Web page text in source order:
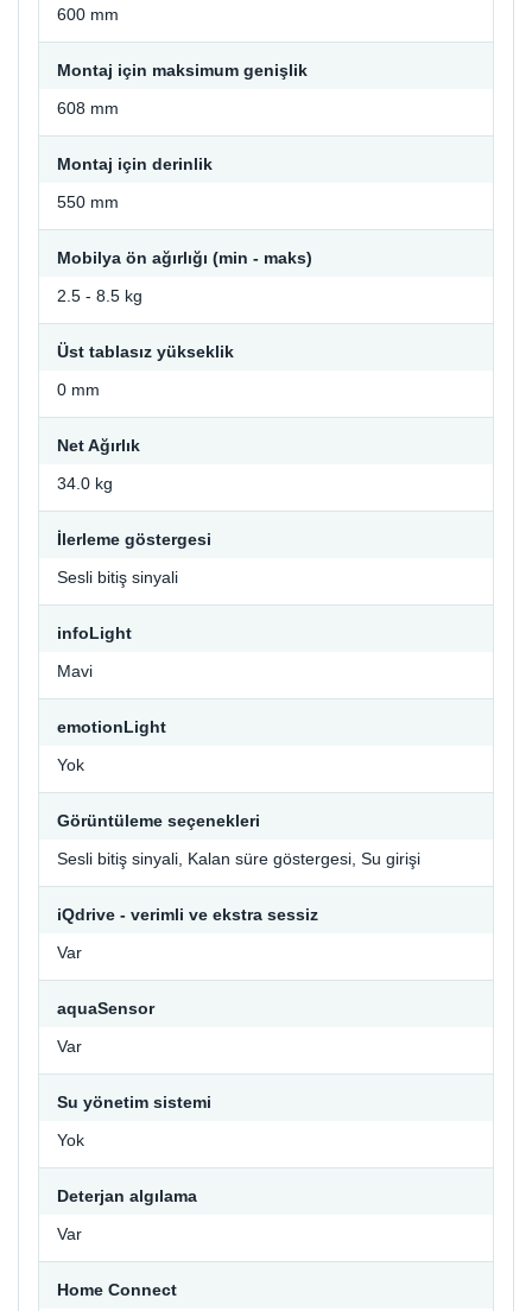
600 mm
Montaj için maksimum genişlik
608 mm
Montaj için derinlik
550 mm
Mobilya ön ağırlığı (min - maks)
2.5 - 8.5 kg
Üst tablasız yükseklik
0 mm
Net Ağırlık
34.0 kg
İlerleme göstergesi
Sesli bitiş sinyali
infoLight
Mavi
emotionLight
Yok
Görüntüleme seçenekleri
Sesli bitiş sinyali, Kalan süre göstergesi, Su girişi
iQdrive - verimli ve ekstra sessiz
Var
aquaSensor
Var
Su yönetim sistemi
Yok
Deterjan algılama
Var
Home Connect